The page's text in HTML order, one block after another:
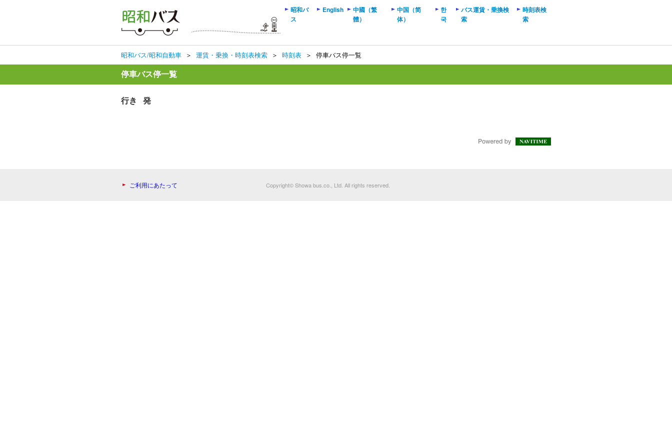
昭和バス/昭和自動車 ＞ 運賃・乗換・時刻表検索 ＞ 時刻表 ＞ 停車バス停一覧
停車バス停一覧
行き 発
昭和バ
ス
English
中國（繁
體）
中国（简
体）
한
국
バス運賃・乗換検
索
時刻表検
索
ご利用にあたって Copyright© Showa bus.co., Ltd. All rights reserved.